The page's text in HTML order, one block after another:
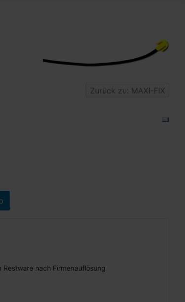
Zurück zu: MAXI-FIX
nach Firmenauflösung